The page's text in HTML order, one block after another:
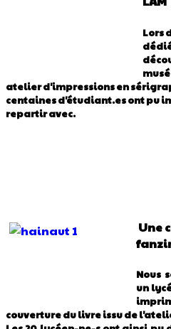
Lors
atelier d'impressions en
centaines d'étudiant.es ont pu
repartir avec.
Une
Nous
un
couverture du livre issu de